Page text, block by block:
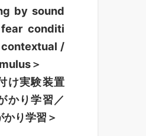
by sound
conditi
/
＞
け実験装置
かり学習／
り学習＞